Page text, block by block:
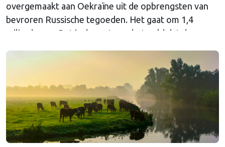
overgemaakt aan Oekraïne uit de opbrengsten van
bevroren Russische tegoeden. Het gaat om 1,4
miljard euro. Dat is de rente op het geld dat de
Euroclear parkeerde. De EU bevroor dat geld na de
Continued